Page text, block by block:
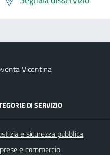
Vicentina
DI SERVIZIO
e sicurezza pubblica
e commercio